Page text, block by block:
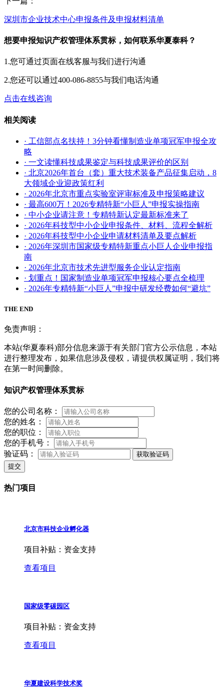
深圳市企业技术中心申报条件及申报材料清单
想要申报知识产权管理体系贯标，如何联系华夏泰科？
1.您可通过页面在线客服与我们进行沟通
2.您还可以通过400-086-8855与我们电话沟通
点击在线咨询
相关阅读
· 工信部点名扶持！3分钟看懂制造业单项冠军申报全攻
略
· 一文读懂科技成果鉴定与科技成果评价的区别
· 北京2026年首台（套）重大技术装备产品征集启动，8
大领域企业迎政策红利
· 2026年北京市重点实验室评审标准及申报策略建议
· 最高600万！2026专精特新“小巨人”申报实操指南
· 中小企业请注意！专精特新认定最新标准来了
· 2026年科技型中小企业申报条件、材料、流程全解析
· 2026年科技型中小企业申请材料清单及要点解析
· 2026年深圳市国家级专精特新重点小巨人企业申报指
南
· 2026年北京市技术先进型服务企业认定指南
· 划重点！国家制造业单项冠军申报核心要点全梳理
· 2026年专精特新“小巨人”申报中研发经费如何“避坑”
THE END
免责声明：
本站(华夏泰科)部分信息来源于有关部门官方公示信息，本站
进行整理发布，如果信息涉及侵权，请提供权属证明，我们将
在第一时间删除。
知识产权管理体系贯标
您的公司名称：
您的姓名：
您的职位：
您的手机号：
验证码：
获取验证码
提交
热门项目
北京市科技企业孵化器
项目补贴： 资金支持
查看项目
国家级零碳园区
项目补贴： 资金支持
查看项目
华夏建设科学技术奖